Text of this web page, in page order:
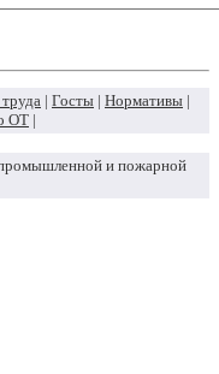
| Госты | Нормативы |
ОТ |
и пожарной